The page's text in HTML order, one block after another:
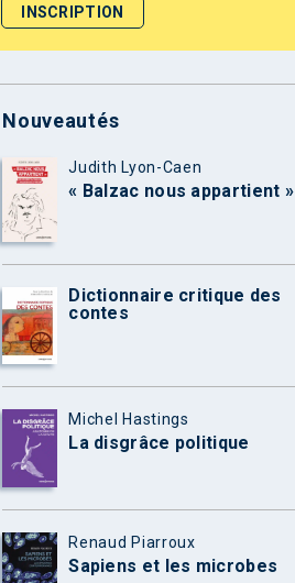
Nouveautés
Judith Lyon-Caen
« Balzac nous appartient »
Dictionnaire critique des
contes
Michel Hastings
La disgrâce politique
Renaud Piarroux
Sapiens et les microbes